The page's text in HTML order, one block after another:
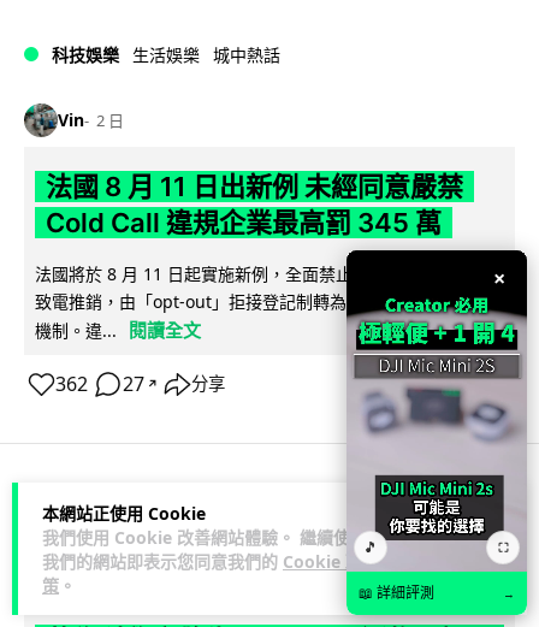
本網站正使用 Cookie
我們使用 Cookie 改善網站體驗。 繼續使用
我們的網站即表示您同意我們的 Cookie 政
策 。
科技娛樂 生活娛樂 城中熱話
Vin 2 日
法國 8 月 11 日出新例 未經同意嚴禁
Cold Call 違規企業最高罰 345 萬
法國將於 8 月 11 日起實施新例，全面禁止企業未經消費者同意
致電推銷，由「opt-out」拒接登記制轉為「opt-in」先徵同意
機制。違...
閱讀全文
362 27 ↗ 分享
人工智能
Lawton 2 日
×
🎵 ⛶
📖 詳細評測 →